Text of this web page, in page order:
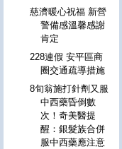
慈濟暖心祝福 新營
警備感溫馨感謝
肯定
228連假 安平區商
圈交通疏導措施
8旬翁施打針劑又服
中西藥昏倒數
次！奇美醫提
醒：銀髮族合併
服中西藥應注意